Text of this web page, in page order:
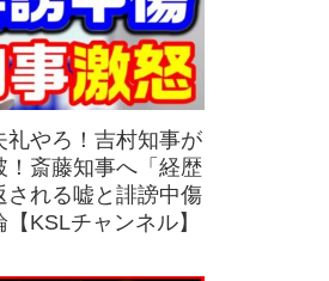
礼やろ！吉村知事が
斎藤知事へ「経歴
れる嘘と誹謗中傷
KSLチャンネル】